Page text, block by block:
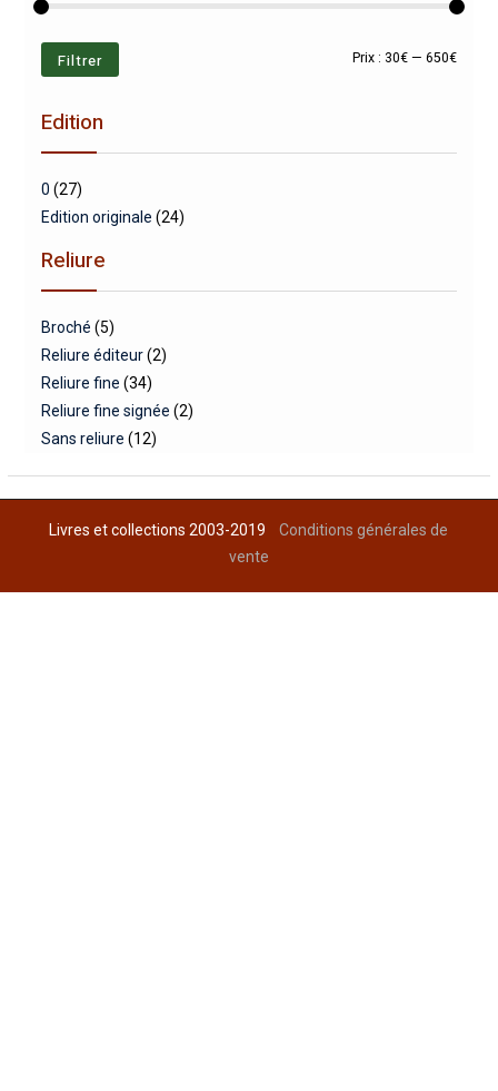
Prix
Prix
Filtrer Prix : 30€ —650€
Edition
0 (27)
Edition originale (24)
Reliure
Broché (5)
Reliure éditeur (2)
Reliure fine (34)
Reliure fine signée (2)
Sans reliure (12)
Livres et collections 2003-2019Conditions générales de
vente